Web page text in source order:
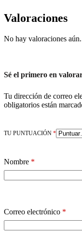
Valoraciones
No hay valoraciones aún.
Sé el primero en
Tu dirección de correo
obligatorios están
TU PUNTUACIÓN *
Nombre *
Correo electrónico *